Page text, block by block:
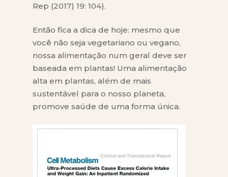
Rep (2017) 19: 104).
Então fica a dica de hoje: mesmo que
você não seja vegetariano ou vegano,
nossa alimentação num geral deve ser
baseada em plantas! Uma alimentação
alta em plantas, além de mais
sustentável para o nosso planeta,
promove saúde de uma forma única.